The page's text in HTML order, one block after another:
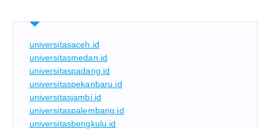
universitasaceh.id
universitasmedan.id
universitaspadang.id
universitaspekanbaru.id
universitasjambi.id
universitaspalembang.id
universitasbengkulu.id